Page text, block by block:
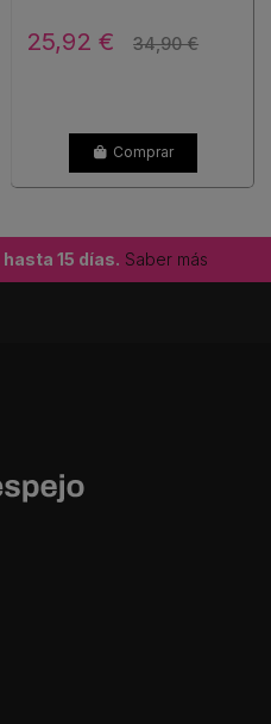
25,92 € 34,90 €
Comprar
15 días. Saber más